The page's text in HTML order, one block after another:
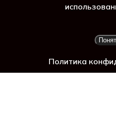
Просмотр корзины
Политика